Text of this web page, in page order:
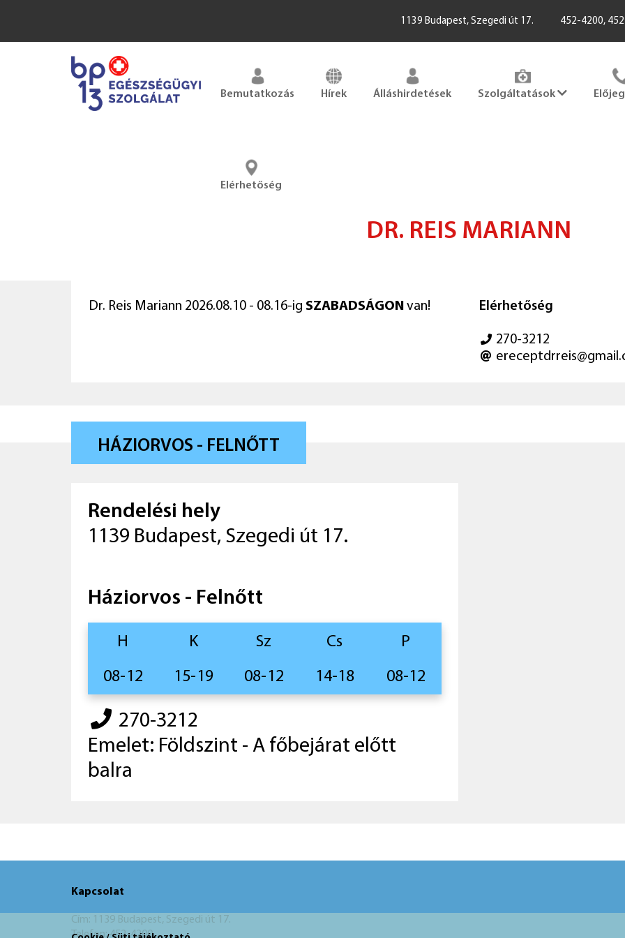
1139 Budapest, Szegedi út 17. 452-4200,
Bemutatkozás Hírek Álláshirdetések Szolgáltatások
Elérhetőség
DR. REIS MARIANN
Dr. Reis Mariann 2026.08.10 - 08.16-ig SZABADSÁGON van! Elérhetőség
270-3212
HÁZIORVOS - FELNŐTT
Rendelési hely
1139 Budapest, Szegedi út 17.
Háziorvos - Felnőtt
H K Sz Cs P
08-12 15-19 08-12 14-18 08-12
270-3212
Emelet: Földszint - A főbejárat előtt
balra
Kapcsolat
Cím: 1139 Budapest, Szegedi út 17.
Telefon: 452-4200